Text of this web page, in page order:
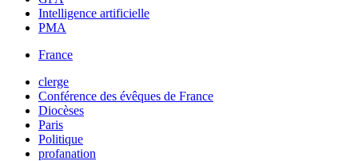
Intelligence artificielle
PMA
France
clerge
Conférence des évêques de France
Diocèses
Paris
Politique
profanation